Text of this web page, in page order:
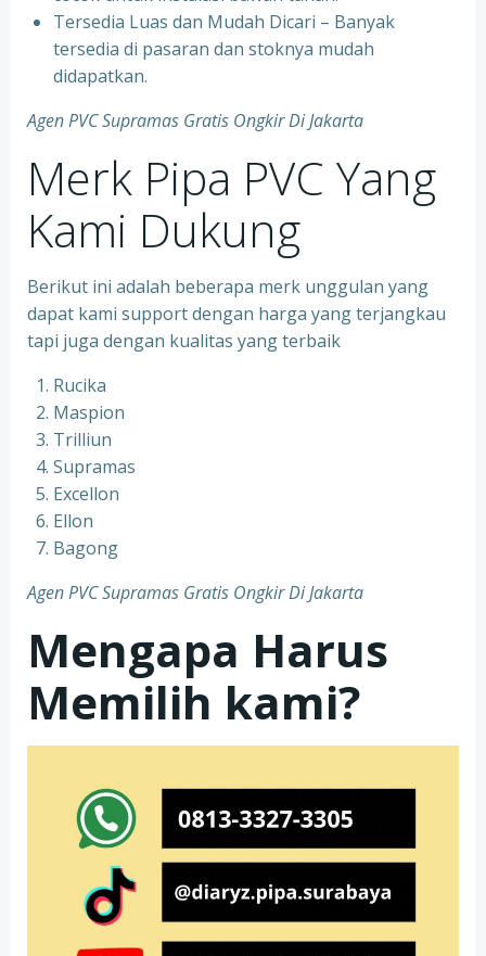
Tersedia Luas dan Mudah Dicari – Banyak
tersedia di pasaran dan stoknya mudah
didapatkan.
Agen PVC Supramas Gratis Ongkir Di Jakarta
Merk Pipa PVC Yang
Kami Dukung
Berikut ini adalah beberapa merk unggulan yang
dapat kami support dengan harga yang terjangkau
tapi juga dengan kualitas yang terbaik
Rucika
Maspion
Trilliun
Supramas
Excellon
Ellon
Bagong
Agen PVC Supramas Gratis Ongkir Di Jakarta
Mengapa Harus
Memilih kami?